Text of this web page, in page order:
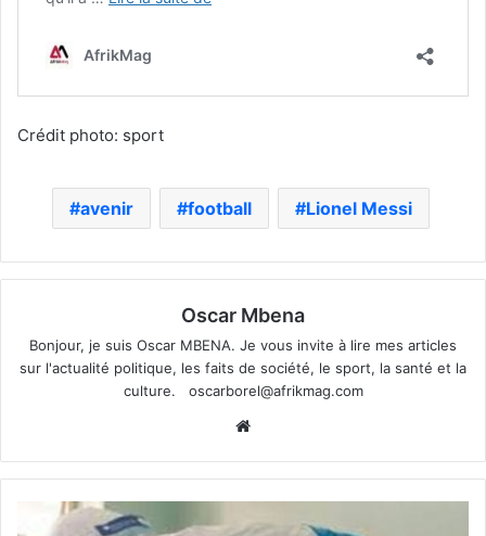
Crédit photo: sport
avenir football Lionel Messi
Oscar Mbena
Bonjour, je suis Oscar MBENA. Je vous invite à lire mes articles
sur l'actualité politique, les faits de société, le sport, la santé et la
culture. oscarborel@afrikmag.com